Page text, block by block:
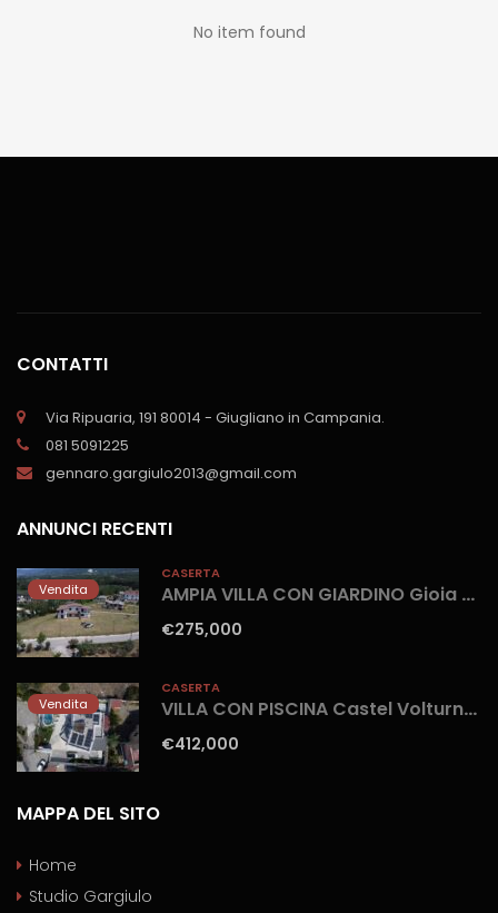
No item found
CONTATTI
Via Ripuaria, 191 80014 - Giugliano in Campania.
081 5091225
gennaro.gargiulo2013@gmail.com
ANNUNCI RECENTI
Vendita
CASERTA
AMPIA VILLA CON GIARDINO Gioia Sannitica
€275,000
Vendita
CASERTA
VILLA CON PISCINA Castel Volturno-Parco Europa
€412,000
MAPPA DEL SITO
Home
Studio Gargiulo